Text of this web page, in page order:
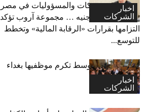
اخبار
الشركات
لتأمينات الممتلكات والمسؤوليات في مصر
إلى 600 مليون جنيه … مجموعة آروب تؤكد
التزامها بقرارات «الرقابة المالية» وتخطط
للتوسع...
اخبار
الشركات
اكسا الشرق الاوسط تكرم موظفيها بغداء
احتفالا بالاعياد